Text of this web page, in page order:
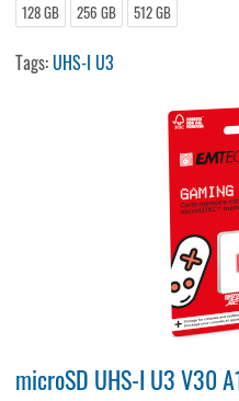
128 GB 256 GB 512 GB
Tags:UHS-I U3
microSD UHS-I U3 V30